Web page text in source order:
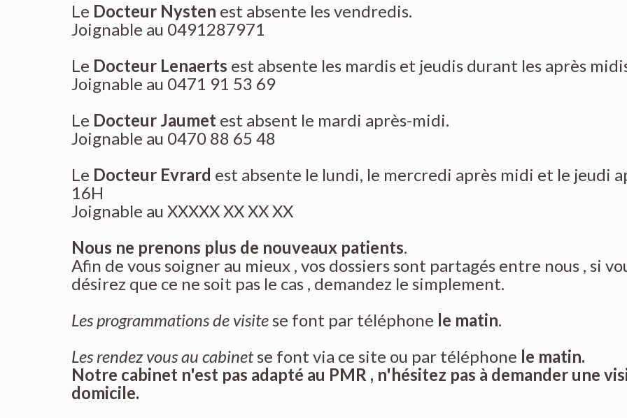
Le Docteur Nysten est absente les vendredis.
Joignable au 0491287971
Le Docteur Lenaerts est absente les mardis et jeudis durant les après
Joignable au 0471 91 53 69
Le Docteur Jaumet est absent le mardi après-midi.
Joignable au 0470 88 65 48
Le Docteur Evrard est absente le lundi, le mercredi après midi et le jeudi
16H
Joignable au XXXXX XX XX XX
Nous ne prenons plus de nouveaux patients.
Afin de vous soigner au mieux , vos dossiers sont partagés entre nous , si
désirez que ce ne soit pas le cas , demandez le simplement.
Les programmations de visite se font par téléphone le matin.
Les rendez vous au cabinetse font via ce site ou par téléphone le matin.
Notre cabinet n'est pas adapté au PMR , n'hésitez pas à demander une
domicile.